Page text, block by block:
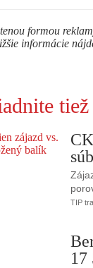
formou
informácie
tiež
TIP
17